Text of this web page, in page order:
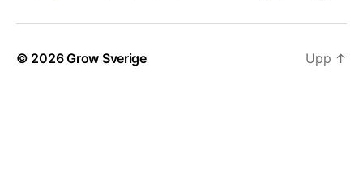
© 2026Grow Sverige Upp ↑